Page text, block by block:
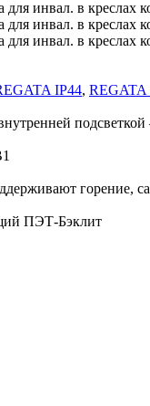
IP44, REGATA
горение,
ПЭТ-Бэклит